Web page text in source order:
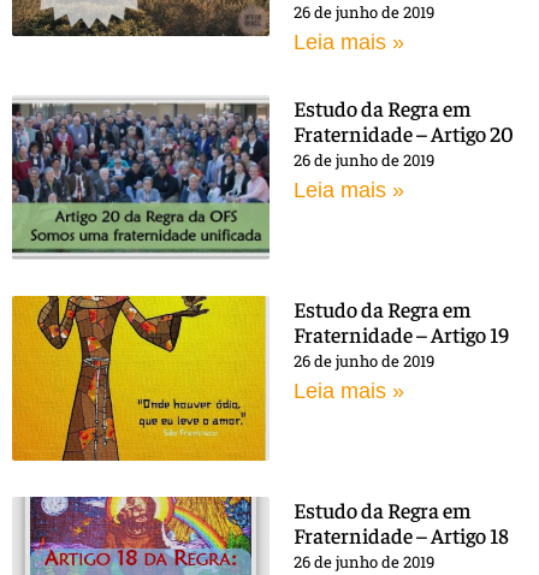
26 de junho de 2019
Leia mais »
Estudo da Regra em
Fraternidade – Artigo 20
26 de junho de 2019
Leia mais »
Estudo da Regra em
Fraternidade – Artigo 19
26 de junho de 2019
Leia mais »
Estudo da Regra em
Fraternidade – Artigo 18
26 de junho de 2019